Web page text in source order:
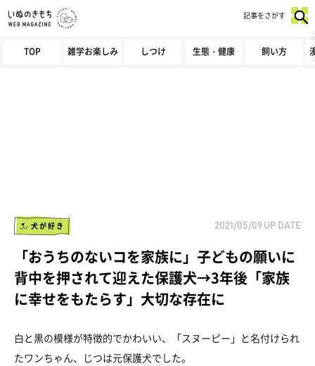
TOP 雑学お楽しみ しつけ 生態・健康 飼い方
記事をさがす
犬が好き 2021/05/09 UP DATE
「おうちのないコを家族に」子どもの願いに
背中を押されて迎えた保護犬→3年後「家族
に幸せをもたらす」大切な存在に
白と黒の模様が特徴的でかわいい、「スヌーピー」と名付けられ
たワンちゃん、じつは元保護犬でした。